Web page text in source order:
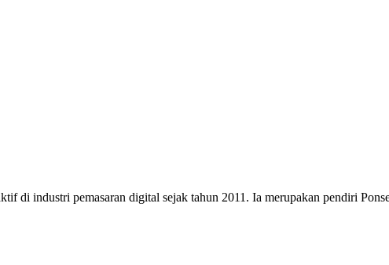
di industri pemasaran digital sejak tahun 2011. Ia merupakan pendiri